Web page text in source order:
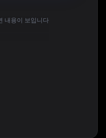
내용이 보입니다